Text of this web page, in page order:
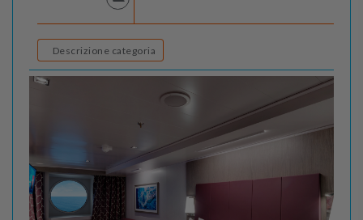
Descrizione categoria